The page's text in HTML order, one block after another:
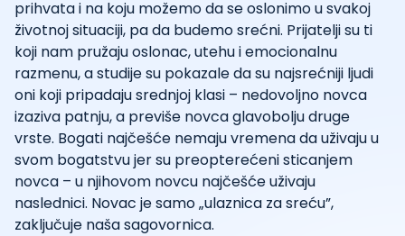
prihvata i na koju možemo da se oslonimo u svakoj
životnoj situaciji, pa da budemo srećni. Prijatelji su ti
koji nam pružaju oslonac, utehu i emocionalnu
razmenu, a studije su pokazale da su najsrećniji ljudi
oni koji pripadaju srednjoj klasi – nedovoljno novca
izaziva patnju, a previše novca glavobolju druge
vrste. Bogati najčešće nemaju vremena da uživaju u
svom bogatstvu jer su preopterećeni sticanjem
novca – u njihovom novcu najčešće uživaju
naslednici. Novac je samo „ulaznica za sreću”,
zaključuje naša sagovornica.